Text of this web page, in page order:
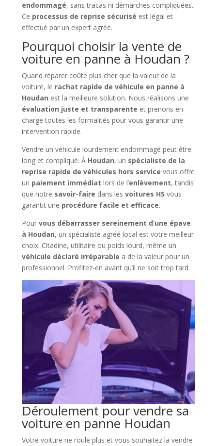
endommagé, sans tracas ni démarches compliquées.
Ce processus de reprise sécurisé est légal et
effectué par un expert agréé.
Pourquoi choisir la vente de
voiture en panne à Houdan ?
Quand réparer coûte plus cher que la valeur de la
voiture, le rachat rapide de véhicule en panne à
Houdan est la meilleure solution. Nous réalisons une
évaluation juste et transparente et prenons en
charge toutes les formalités pour vous garantir une
intervention rapide.
Vendre un véhicule lourdement endommagé peut être
long et compliqué. À Houdan, un spécialiste de la
reprise rapide de véhicules hors service vous offre
un paiement immédiat lors de l’enlèvement, tandis
que notre savoir-faire dans les voitures HS vous
garantit une procédure facile et efficace.
Pour vous débarrasser sereinement d’une épave
à Houdan, un spécialiste agréé local est votre meilleur
choix. Citadine, utilitaire ou poids lourd, même un
véhicule déclaré irréparable a de la valeur pour un
professionnel. Profitez-en avant qu’il ne soit trop tard.
Déroulement pour vendre sa
voiture en panne Houdan
Votre voiture ne roule plus et vous souhaitez la vendre